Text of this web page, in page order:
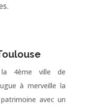
4ème ville de
à merveille la
avec un